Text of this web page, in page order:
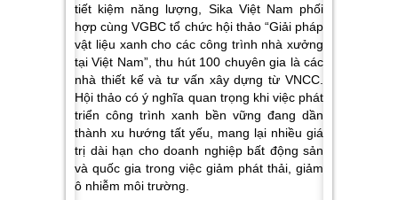
tiết kiệm năng lượng, Sika Việt Nam phối
hợp cùng VGBC tổ chức hội thảo “Giải pháp
vật liệu xanh cho các công trình nhà xưởng
tại Việt Nam”, thu hút 100 chuyên gia là các
nhà thiết kế và tư vấn xây dựng từ VNCC.
Hội thảo có ý nghĩa quan trọng khi việc phát
triển công trình xanh bền vững đang dần
thành xu hướng tất yếu, mang lại nhiều giá
trị dài hạn cho doanh nghiệp bất động sản
và quốc gia trong việc giảm phát thải, giảm
ô nhiễm môi trường.